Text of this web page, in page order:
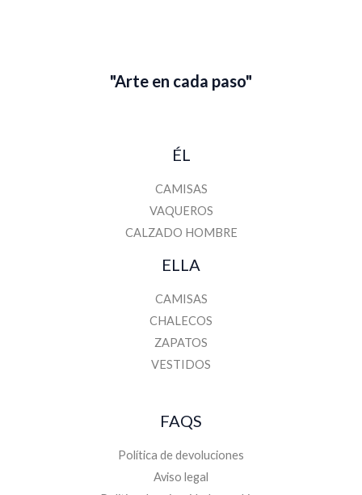
"Arte en cada paso"
ÉL
CAMISAS
VAQUEROS
CALZADO HOMBRE
ELLA
CAMISAS
CHALECOS
ZAPATOS
VESTIDOS
FAQS
Política de devoluciones
Aviso legal